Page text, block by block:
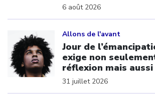
6 août 2026
Allons de l'avant
Jour de
exige non
réflexion mais aussi
31 juillet 2026